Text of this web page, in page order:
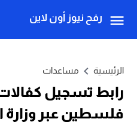
رفح نيوز أون لاين
الرئيسية مساعدات
رابط تسجيل كفالات
فلسطين عبر وزارة